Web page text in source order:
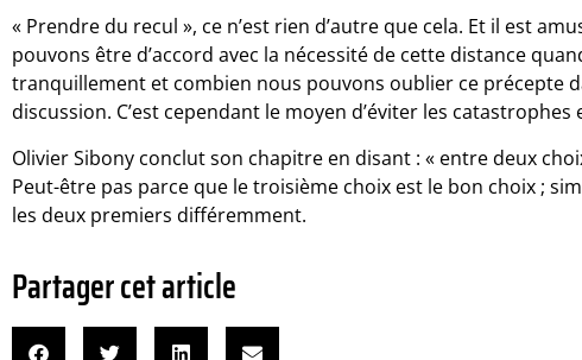
« Prendre du recul », ce n’est rien d’autre que cela. Et il est
pouvons être d’accord avec la nécessité de cette distance
tranquillement et combien nous pouvons oublier ce précepte
discussion. C’est cependant le moyen d’éviter les
Olivier Sibony conclut son chapitre en disant : « entre deux
Peut-être pas parce que le troisième choix est le bon choix ;
les deux premiers différemment.
Partager cet article